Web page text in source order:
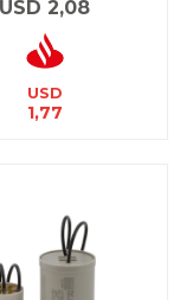
USD 2,08
USD
1,77